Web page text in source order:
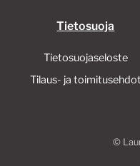
Tietosuoja
Tietosuojaseloste
Tilaus- ja toimitusehdot
©